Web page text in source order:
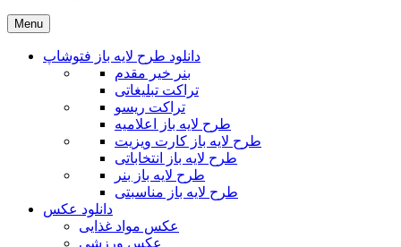
Menu
دانلود طرح لایه باز فتوشاپ
بنر خیر مقدم
تراکت تبلیغاتی
تراکت ریسو
طرح لایه باز اعلامیه
طرح لایه باز کارت ویزیت
طرح لایه باز انتخاباتی
طرح لایه باز بنر
طرح لایه باز مناسبتی
دانلود عکس
عکس مواد غذایی
عکس ورزشی